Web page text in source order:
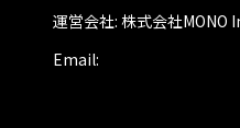
運営会社: 株式会社
Email: